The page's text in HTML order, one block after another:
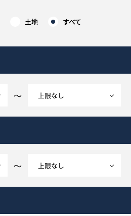
土地 すべて
～
～